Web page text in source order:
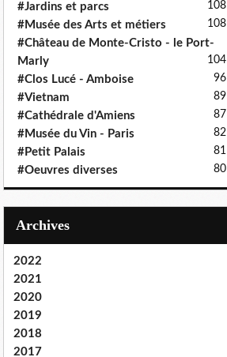
#Jardins et parcs 108
#Musée des Arts et métiers 108
#Château de Monte-Cristo - le Port-
Marly
104
#Clos Lucé - Amboise 96
#Vietnam 89
#Cathédrale d'Amiens 87
#Musée du Vin - Paris 82
#Petit Palais 81
#Oeuvres diverses 80
Archives
2022
2021
2020
2019
2018
2017